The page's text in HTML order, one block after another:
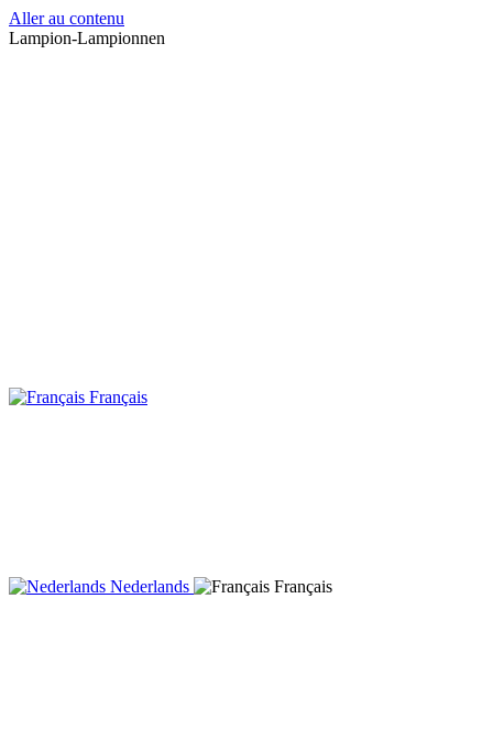
Aller au contenu
Lampion-Lampionnen
Français
Nederlands Français